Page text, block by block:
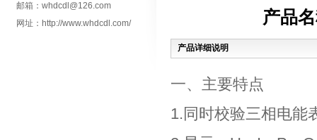
邮箱： whdcdl@126.com
网址： http://www.whdcdl.com/ 产品
产品详细说明
一、主要特点
1.同时校验三相电能